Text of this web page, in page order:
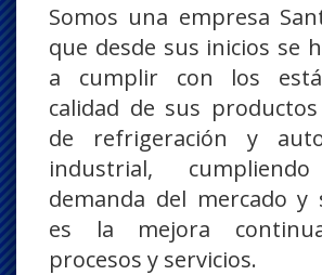
Somos una empresa
que desde sus inicios se
a cumplir con los
calidad de sus
de refrigeración y
industrial,
demanda del mercado y
es la mejora
procesos y servicios.